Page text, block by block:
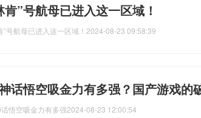
肯”号航母已进入这一区域！
”号航母已进入这一区域！ 2024-08-23 09:58:39
话悟空吸金力有多强？国产游戏的
悟空吸金力有多强2024-08-23 12:00:54